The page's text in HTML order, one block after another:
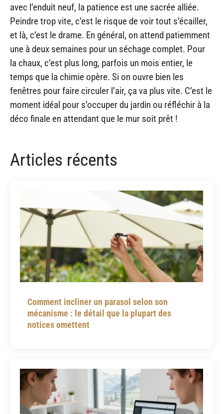
avec l’enduit neuf, la patience est une sacrée alliée.
Peindre trop vite, c’est le risque de voir tout s’écailler,
et là, c’est le drame. En général, on attend patiemment
une à deux semaines pour un séchage complet. Pour
la chaux, c’est plus long, parfois un mois entier, le
temps que la chimie opère. Si on ouvre bien les
fenêtres pour faire circuler l’air, ça va plus vite. C’est le
moment idéal pour s’occuper du jardin ou réfléchir à la
déco finale en attendant que le mur soit prêt !
Articles récents
Comment incliner un parasol selon son
mécanisme : le détail que la plupart des
notices omettent